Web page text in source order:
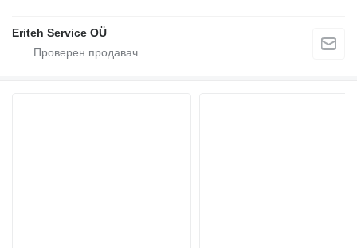
Eriteh Service OÜ